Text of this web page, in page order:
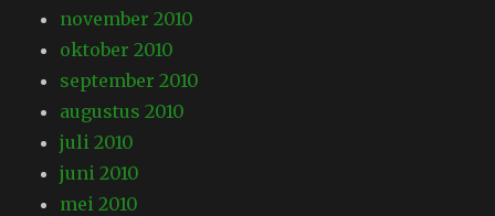
november 2010
oktober 2010
september 2010
augustus 2010
juli 2010
juni 2010
mei 2010